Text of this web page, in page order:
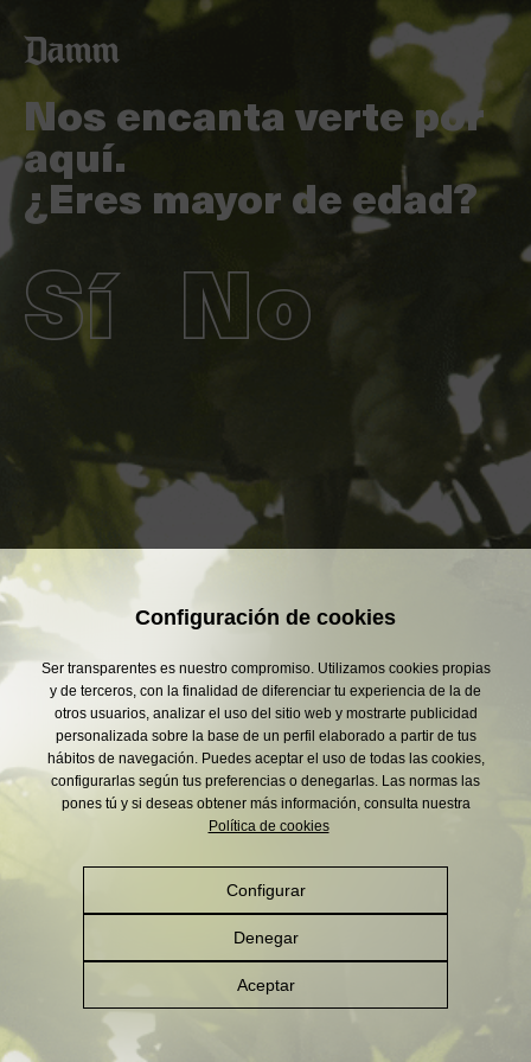
contenido
principal
top
Nos encanta verte por
aquí.
¿Eres mayor de edad?
Sí No
Configuración de cookies
Ser transparentes es nuestro compromiso. Utilizamos cookies propias
y de terceros, con la finalidad de diferenciar tu experiencia de la de
otros usuarios, analizar el uso del sitio web y mostrarte publicidad
personalizada sobre la base de un perfil elaborado a partir de tus
hábitos de navegación. Puedes aceptar el uso de todas las cookies,
configurarlas según tus preferencias o denegarlas. Las normas las
pones tú y si deseas obtener más información, consulta nuestra
Política de cookies
Configurar
Denegar
Aceptar